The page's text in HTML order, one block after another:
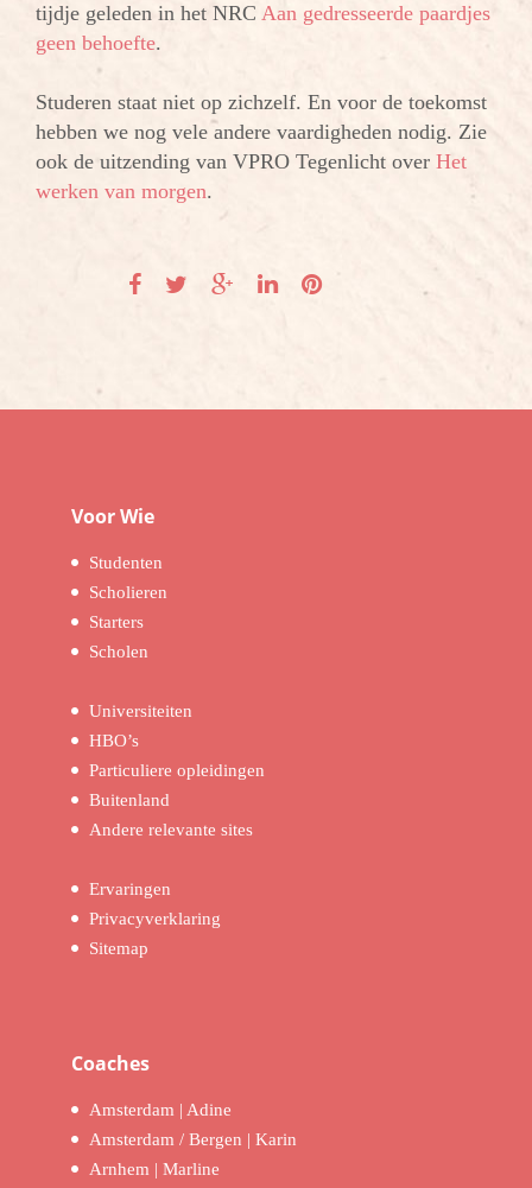
tijdje geleden in het NRC Aan gedresseerde paardjes
geen behoefte.
Studeren staat niet op zichzelf. En voor de toekomst
hebben we nog vele andere vaardigheden nodig. Zie
ook de uitzending van VPRO Tegenlicht over Het
werken van morgen.
Voor Wie
Studenten
Scholieren
Starters
Scholen
Universiteiten
HBO’s
Particuliere opleidingen
Buitenland
Andere relevante sites
Ervaringen
Privacyverklaring
Sitemap
Coaches
Amsterdam | Adine
Amsterdam / Bergen | Karin
Arnhem | Marline